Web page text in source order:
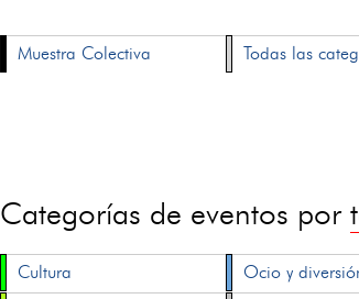
Muestra Colectiva
Todas las
Categorías de eventos por
Cultura Ocio y